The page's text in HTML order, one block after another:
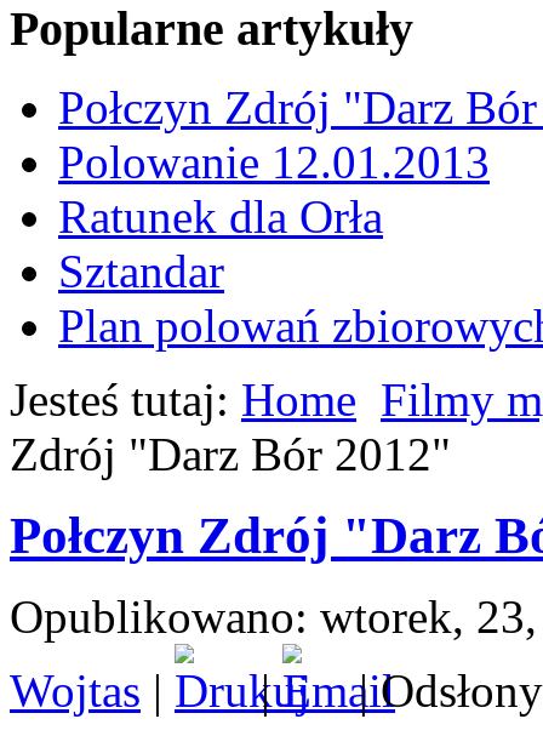
Popularne artykuły
Połczyn Zdrój "Darz
Polowanie 12.01.2013
Ratunek dla Orła
Sztandar
Plan polowań
Jesteś tutaj: Home Filmy
Zdrój "Darz Bór 2012"
Połczyn Zdrój "Darz
Opublikowano: wtorek,
Wojtas | |
|